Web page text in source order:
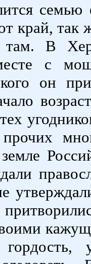
край, так
там. В
с
он
тех